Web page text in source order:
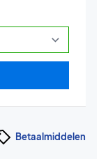
Betaalmiddelen